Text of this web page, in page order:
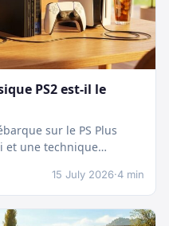
PS2 est-il le
sur le PS Plus
et une technique
15 July 2026·4 min